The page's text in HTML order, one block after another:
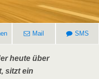
Mail SMS
heute über
sitzt ein